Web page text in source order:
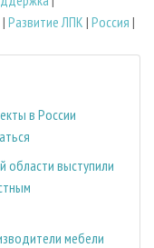
| Развитие ЛПК | Россия |
в России
области выступили
мебели